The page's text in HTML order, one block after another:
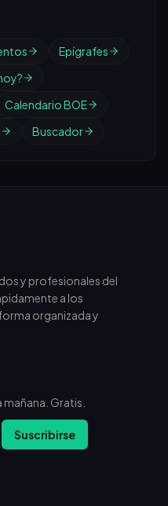
Epígrafes
Calendario BOE
Buscador
y profesionales del
a los
organizada y
mañana. Gratis.
Suscribirse